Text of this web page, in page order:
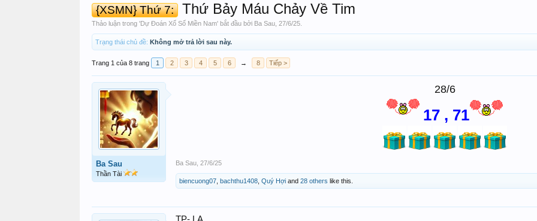
{XSMN} Thứ 7: Thứ Bảy Máu Chảy Về Tim
Thảo luận trong 'Dự Đoán Xổ Số Miền Nam' bắt đầu bởi Ba Sau 27/6/25
Trạng thái chủ đề: Không mở trả lời sau này.
Trang 1 của 8 trang 1 2 3 4 5 6 → 8 Tiếp >
Ba Sau
Thần Tài
28/6
17 , 71
Ba Sau 27/6/25
biencuong07 bachthu1408 Quý Hợi and 28 others like this.